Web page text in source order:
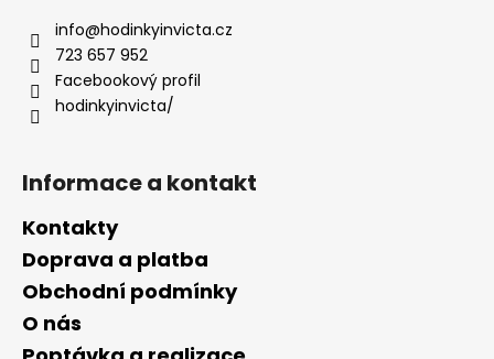
info@hodinkyinvicta.cz
723 657 952
Facebookový profil
hodinkyinvicta/
Informace a kontakt
Kontakty
Doprava a platba
Obchodní podmínky
O nás